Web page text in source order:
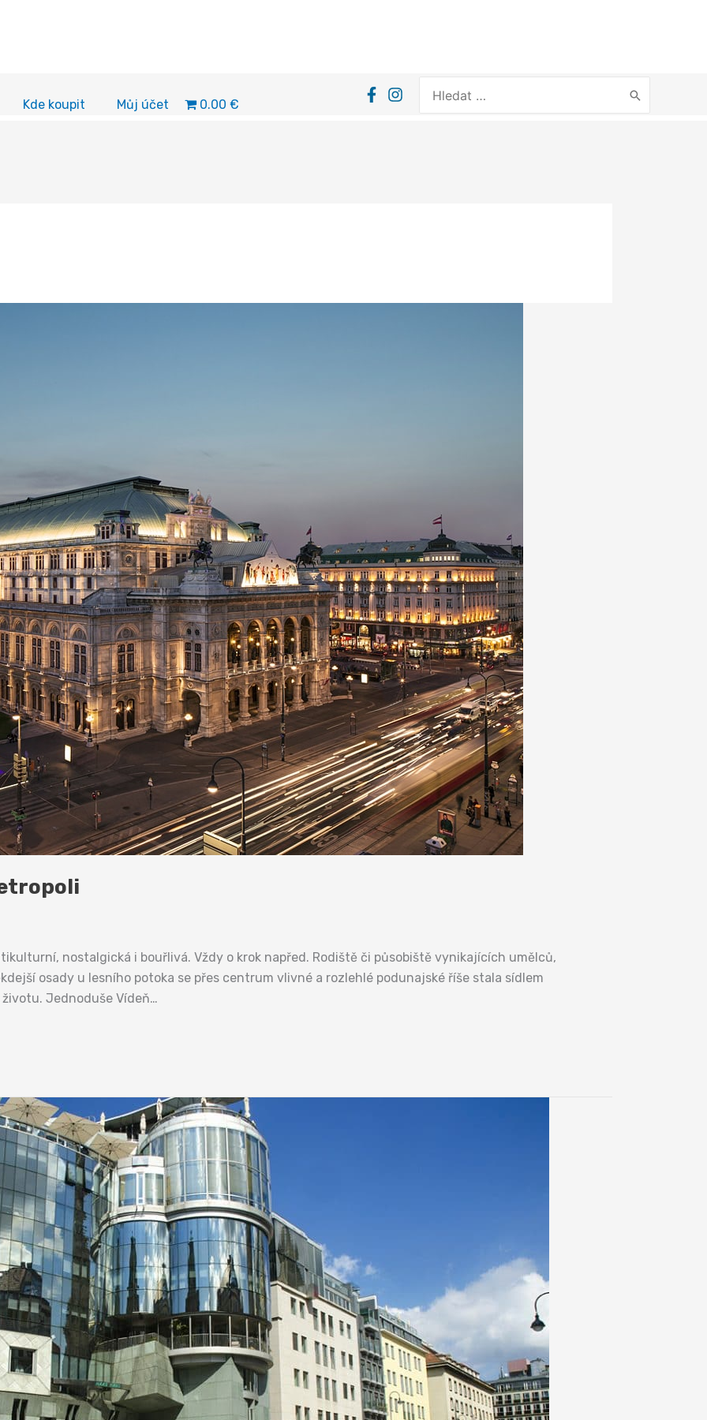
Kde koupit Můj účet 0.00 €
for:
nostalgická i bouřlivá. Vždy o krok napřed. Rodiště či působiště vynikajících umělců,
osady u lesního potoka se přes centrum vlivné a rozlehlé podunajské říše stala sídlem
Jednoduše Vídeň…